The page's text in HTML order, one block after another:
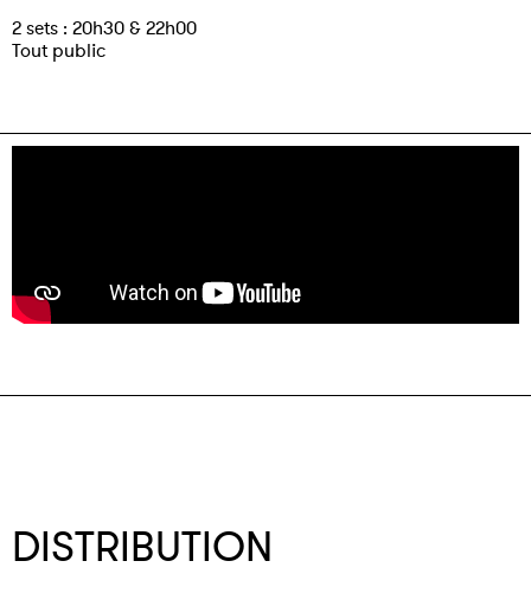
2 sets : 20h30 & 22h00
Tout public
DISTRIBUTION